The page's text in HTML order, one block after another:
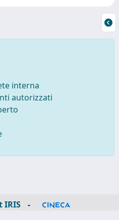
interna
autorizzati
IRIS
-